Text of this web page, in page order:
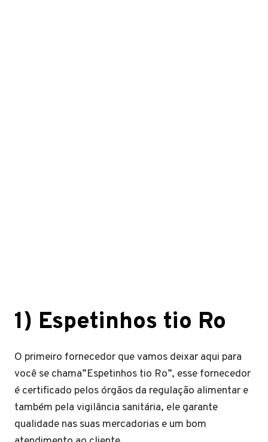
1) Espetinhos tio Ro
O primeiro fornecedor que vamos deixar aqui para
você se chama”Espetinhos tio Ro”, esse fornecedor
é certificado pelos órgãos da regulação alimentar e
também pela vigilância sanitária, ele garante
qualidade nas suas mercadorias e um bom